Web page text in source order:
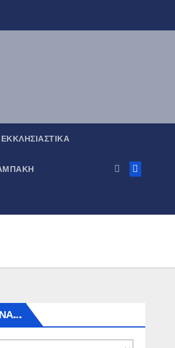
ΕΚΚΛΗΣΙΑΣΤΙΚΑ